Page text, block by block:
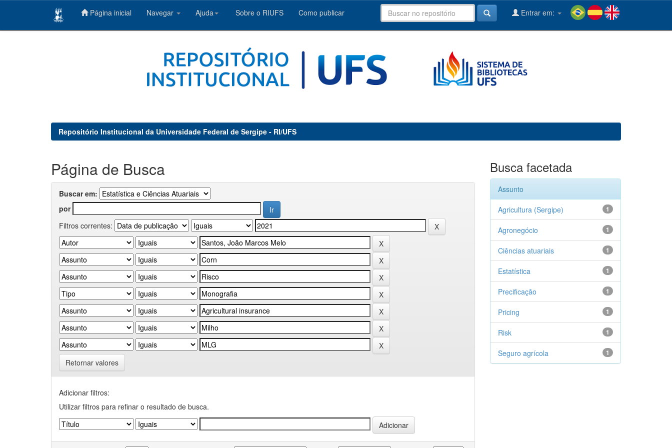
Página inicial Navegar Ajuda Sobre o RIUFS Como publicar Entrar em:
Repositório Institucional da Universidade Federal de Sergipe - RI/UFS
Página de Busca
Buscar em:
por
Filtros correntes:
Retornar valores
Adicionar filtros:
Utilizar filtros para refinar o resultado de busca.
Busca facetada
Assunto
1
Agricultura (Sergipe)
1
Agronegócio
1
Ciências atuariais
1
Estatística
1
Precificação
1
Pricing
1
Risk
1
Seguro agrícola